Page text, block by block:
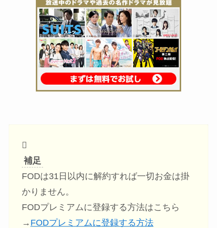
補足
FODは31日以内に解約すれば一切お金は掛
かりません。
FODプレミアムに登録する方法はこちら
→ FODプレミアムに登録する方法